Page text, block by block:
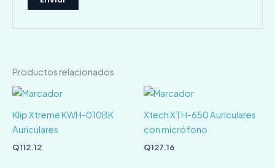
Productos relacionados
Klip Xtreme KWH-010BK
Auriculares
Q112.12
Xtech XTH-650 Auriculares
con micrófono
Q127.16